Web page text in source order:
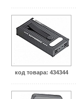
код товара: 434344